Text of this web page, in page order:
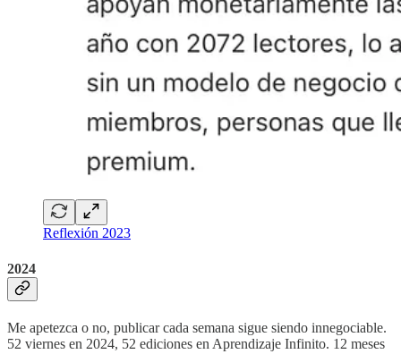
Reflexión 2023
2024
Me apetezca o no, publicar cada semana sigue siendo innegociable.
52 viernes en 2024, 52 ediciones en Aprendizaje Infinito. 12 meses